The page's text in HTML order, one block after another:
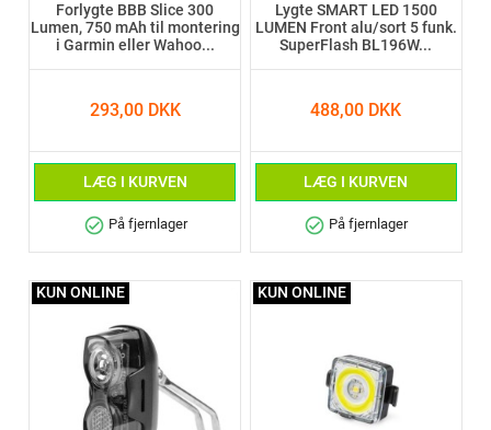
Forlygte BBB Slice 300
Lumen, 750 mAh til montering
i Garmin eller Wahoo...
293,00 DKK
LÆG I KURVEN
check_circle På fjernlager
Lygte SMART LED 1500
LUMEN Front alu/sort 5 funk.
SuperFlash BL196W...
488,00 DKK
LÆG I KURVEN
check_circle På fjernlager
KUN ONLINE KUN ONLINE